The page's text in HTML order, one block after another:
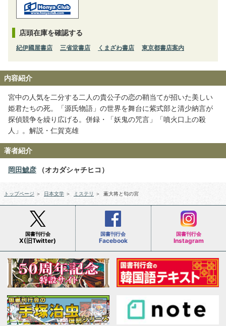
店頭在庫を確認する
紀伊國屋書店 三省堂書店 くまざわ書店 東京都書店案内
内容紹介
宮中の人気を二分する二人の貴公子の恋の鞘当てが招いた美しい
姫君たちの死。「源氏物語」の世界を舞台に紫式部と清少納言が
探偵競争を繰り広げる。併録・「妖鬼の咒言」「噴火口上の殺
人」。解説・仁賀克雄
著者紹介
岡田鯱彦 （オカダシャチヒコ）
トップページ ＞ 日本文学 ＞ ミステリ ＞ 薫大将と匂の宮
国書刊行会
X(旧Twitter)
国書刊行会
Facebook
国書刊行会
Instagram